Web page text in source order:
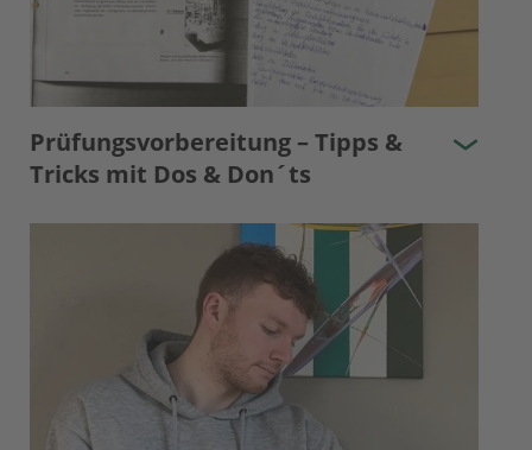
Prüfungsvorbereitung – Tipps &
Tricks mit Dos & Don´ts